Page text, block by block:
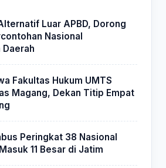
Luar APBD, Dorong
Nasional
Daerah
Fakultas Hukum UMTS
Magang, Dekan Titip Empat
Peringkat 38 Nasional
11 Besar di Jatim